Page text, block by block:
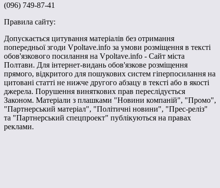
(096) 749-87-41
Правила сайту:
Допускається цитування матеріалів без отримання
попередньої згоди Vpoltave.info за умови розміщення в тексті
обов'язкового посилання на Vpoltave.info - Сайт міста
Полтави. Для інтернет-видань обов'язкове розміщення
прямого, відкритого для пошукових систем гіперпосилання на
цитовані статті не нижче другого абзацу в тексті або в якості
джерела. Порушення виняткових прав переслідується
Законом. Матеріали з плашками "Новини компаній", "Промо",
"Партнерський матеріал", "Політичні новини", "Прес-реліз"
та "Партнерський спецпроект" публікуються на правах
реклами.